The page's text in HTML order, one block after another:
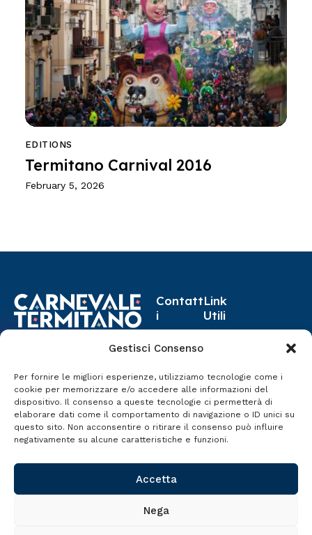
Gestisci Consenso
Per fornire le migliori esperienze, utilizziamo tecnologie come i
cookie per memorizzare e/o accedere alle informazioni del
dispositivo. Il consenso a queste tecnologie ci permetterà di
elaborare dati come il comportamento di navigazione o ID unici su
questo sito. Non acconsentire o ritirare il consenso può influire
negativamente su alcune caratteristiche e funzioni.
Accetta
Nega
EDITIONS
Termitano Carnival 2016
February 5, 2026
8-17 Febbraio 2026
Contatt
i
mitano
@gmai
l.com
Termini
Link
Utili
Eventi
Storia